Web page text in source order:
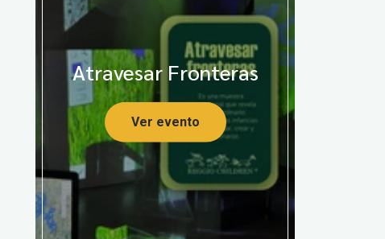
Atravesar Fronteras
Ver evento